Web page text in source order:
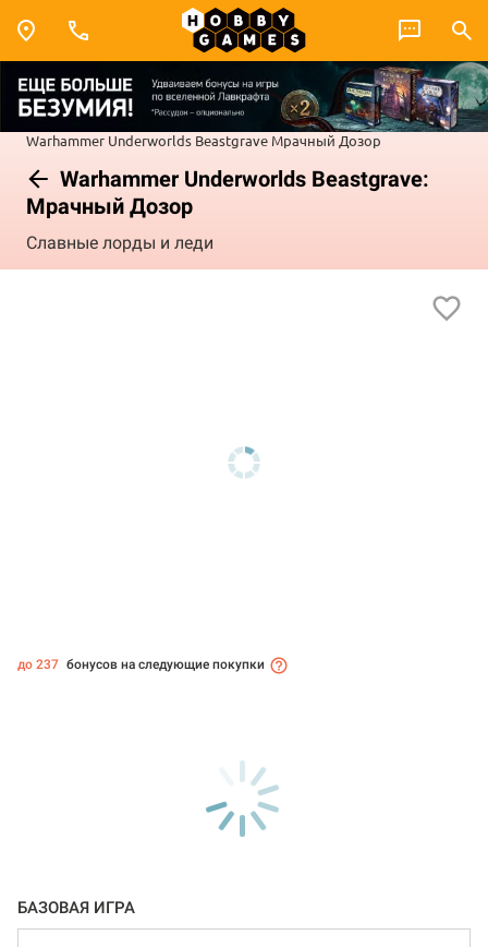
Warhammer Underworlds Beastgrave Мрачный Дозор
Warhammer Underworlds Beastgrave:
Мрачный Дозор
Славные лорды и леди
до 237 бонусов на следующие покупки
БАЗОВАЯ ИГРА